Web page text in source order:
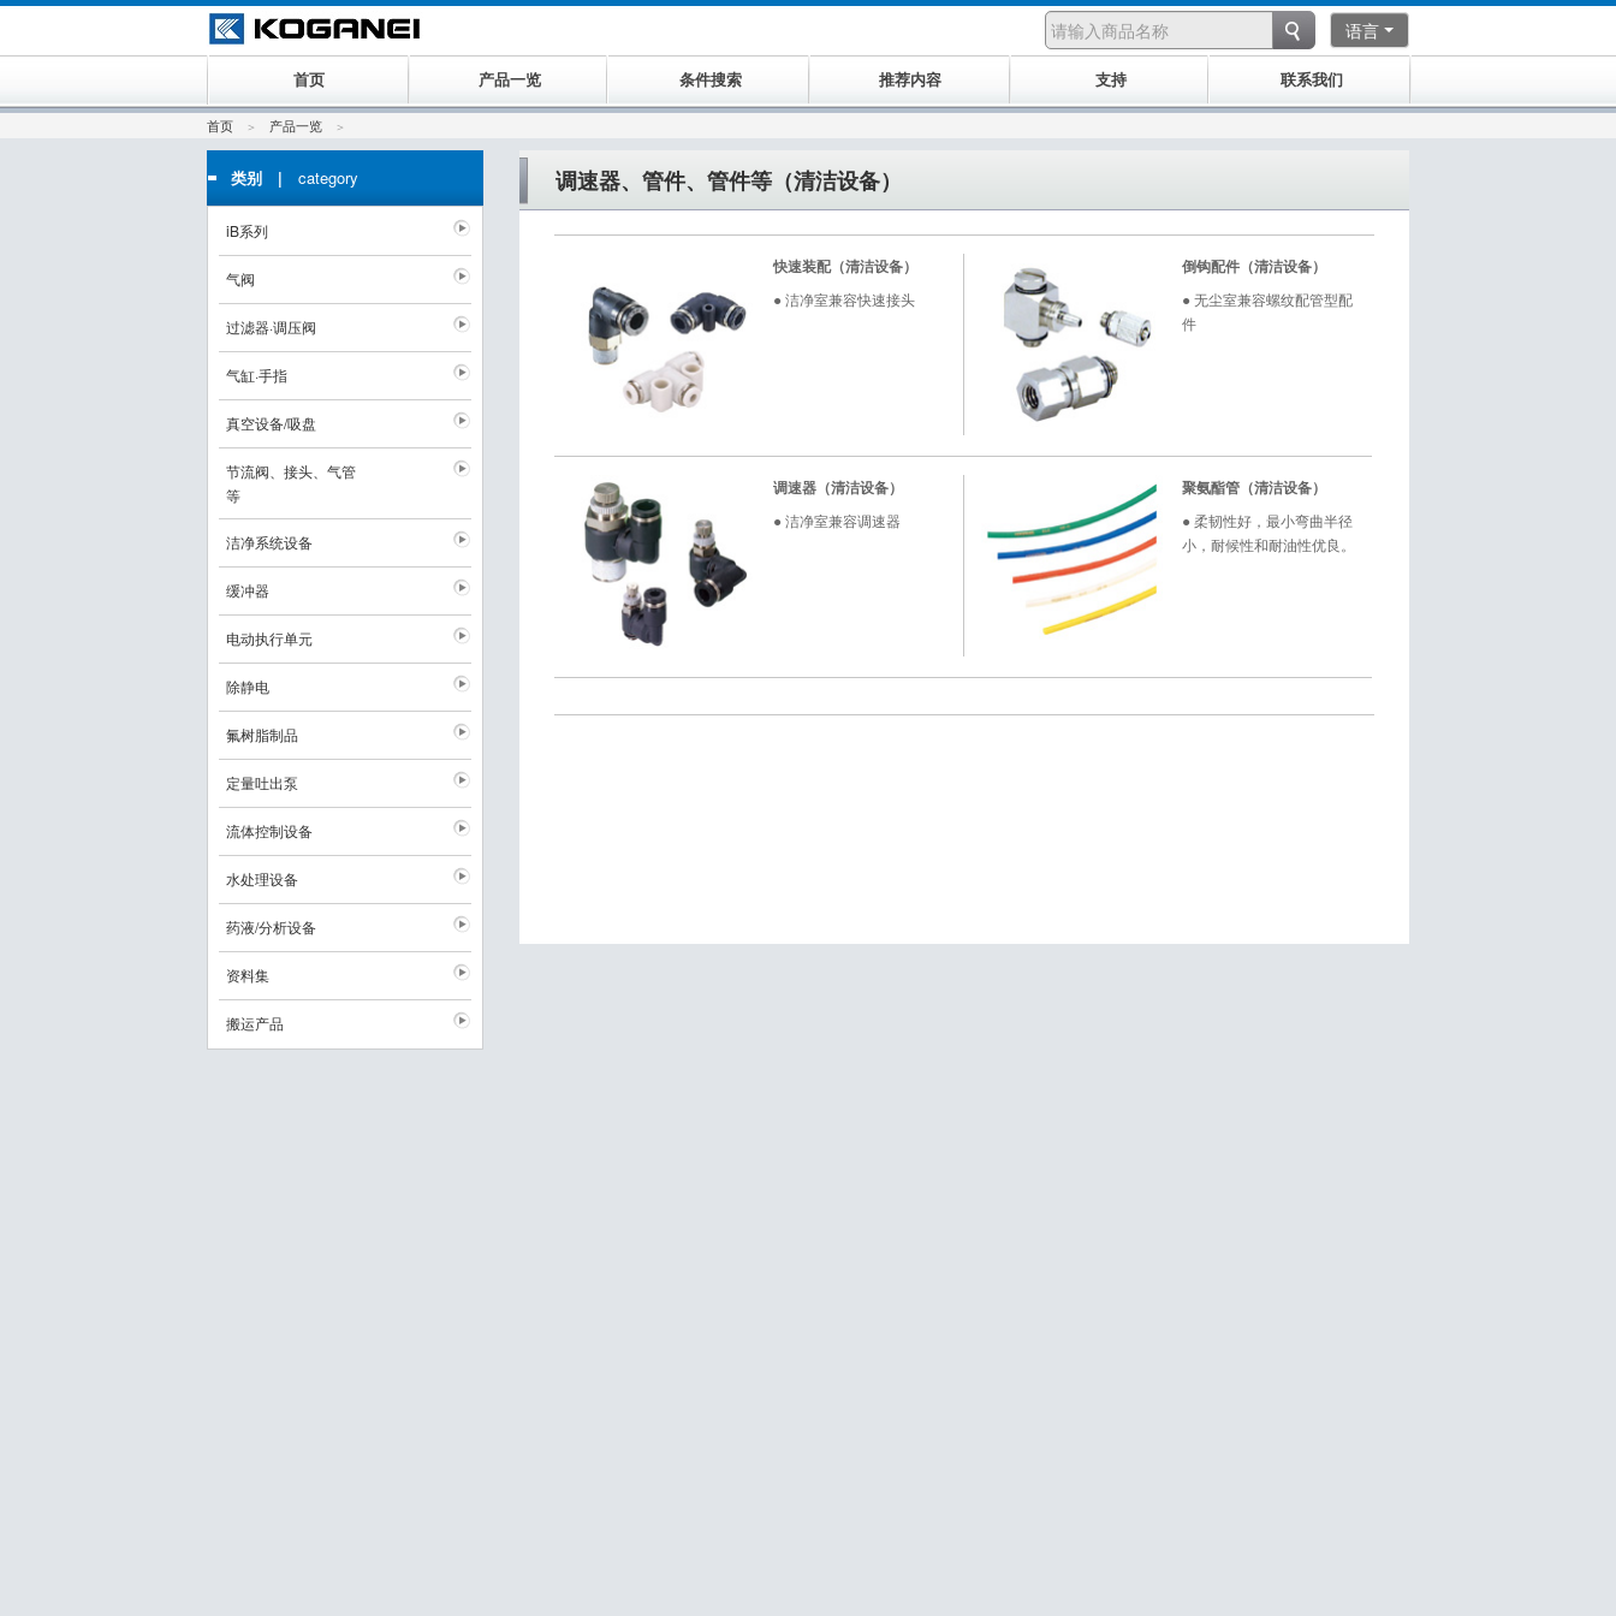
语言
首页 产品一览 条件搜索 推荐内容 支持 联系我们
首页 产品一览
调速器、管件、管件等（清洁设备）
快速装配（清洁设备）
● 洁净室兼容快速接头
倒钩配件（清洁设备）
● 无尘室兼容螺纹配管型配
件
调速器（清洁设备）
● 洁净室兼容调速器
聚氨酯管（清洁设备）
● 柔韧性好，最小弯曲半径
小，耐候性和耐油性优良。
类别 | category
iB系列
气阀
过滤器·调压阀
气缸·手指
真空设备/吸盘
节流阀、接头、气管
等
洁净系统设备
缓冲器
电动执行单元
除静电
氟树脂制品
定量吐出泵
流体控制设备
水处理设备
药液/分析设备
资料集
搬运产品